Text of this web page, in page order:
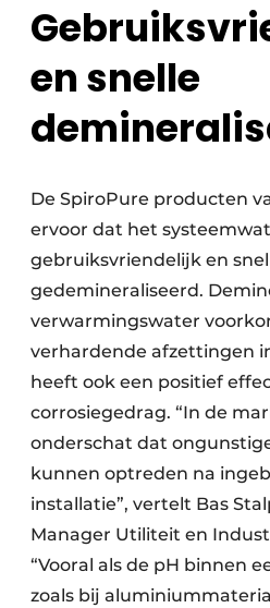
ensnelle
De SpiroPure producten
ervoor dat het
gebruiksvriendelijk en
gedemineraliseerd.
verwarmingswater
verhardende afzettingen
heeft ook een positief
corrosiegedrag. “In de
onderschat dat
kunnen optreden na
installatie”, vertelt Bas
Manager Utiliteit en
“Vooral als de pH binnen
zoals bij